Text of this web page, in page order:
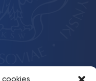
cookies